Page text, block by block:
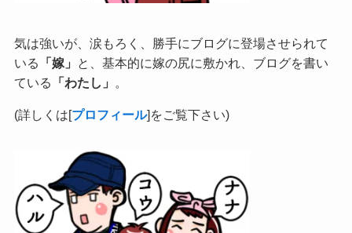
気は強いが、涙もろく、勝手にブログに登場させられて
いる
「嫁」
と、基本的に嫁の尻に敷かれ、ブログを書い
ている
「わたし」 。
(詳しくは[プロフィール]をご覧下さい)